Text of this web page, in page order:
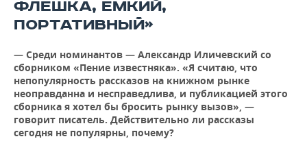
ФЛЕШКА, ЕМКИЙ,
ПОРТАТИВНЫЙ»
— Среди номинантов — Александр Иличевский со
сборником «Пение известняка». «Я считаю, что
непопулярность рассказов на книжном рынке
неоправданна и несправедлива, и публикацией этого
сборника я хотел бы бросить рынку вызов», —
говорит писатель. Действительно ли рассказы
сегодня не популярны, почему?